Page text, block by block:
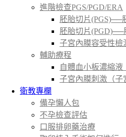
進階檢查PGS/PGD/ERA
胚胎切片(PGS)──
胚胎切片
子宮內膜容受性檢
輔助療程
自體血小板濃縮液
子宮內膜刺激（子
衛教專欄
備孕懶人包
不孕檢查評估
口服排卵藥治療